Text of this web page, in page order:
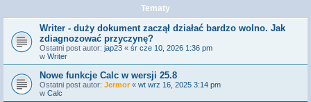
Tematy
Writer - duży dokument zaczął działać bardzo wolno. Jak
zdiagnozować przyczynę?
Ostatni post autor: jap23 « śr cze 10, 2026 1:36 pm
w Writer
Nowe funkcje Calc w wersji 25.8
Ostatni post autor: Jermor« wt wrz 16, 2025 3:14 pm
w Calc